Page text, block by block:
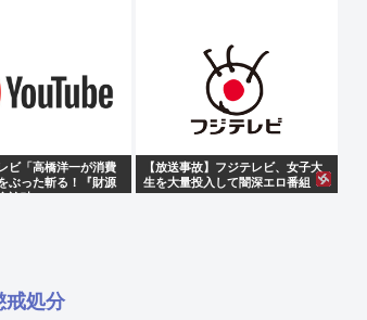
ビ「高橋洋一が消費
ぶった斬る！『財源
論破」
【放送事故】フジテレビ、女子大
生を大量投入して闇深エロ番組
www
戒処分